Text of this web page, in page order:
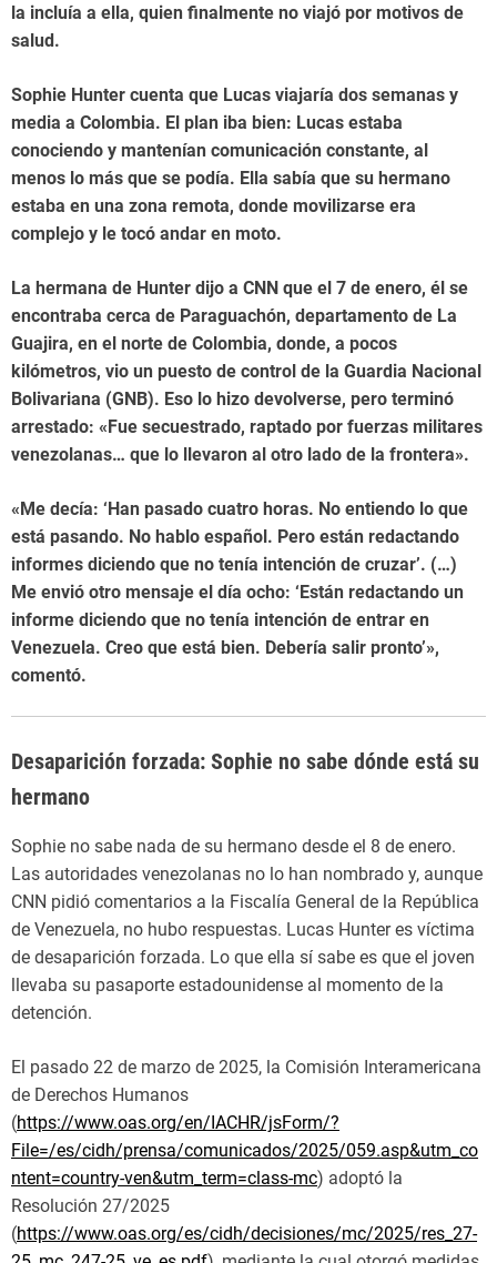
la incluía a ella, quien finalmente no viajó por motivos de
salud.
Sophie Hunter cuenta que Lucas viajaría dos semanas y
media a Colombia. El plan iba bien: Lucas estaba
conociendo y mantenían comunicación constante, al
menos lo más que se podía. Ella sabía que su hermano
estaba en una zona remota, donde movilizarse era
complejo y le tocó andar en moto.
La hermana de Hunter dijo a CNN que el 7 de enero, él se
encontraba cerca de Paraguachón, departamento de La
Guajira, en el norte de Colombia, donde, a pocos
kilómetros, vio un puesto de control de la Guardia Nacional
Bolivariana (GNB). Eso lo hizo devolverse, pero terminó
arrestado: «Fue secuestrado, raptado por fuerzas militares
venezolanas… que lo llevaron al otro lado de la frontera».
«Me decía: ‘Han pasado cuatro horas. No entiendo lo que
está pasando. No hablo español. Pero están redactando
informes diciendo que no tenía intención de cruzar’. (…)
Me envió otro mensaje el día ocho: ‘Están redactando un
informe diciendo que no tenía intención de entrar en
Venezuela. Creo que está bien. Debería salir pronto’»,
comentó.
Desaparición forzada: Sophie no sabe dónde está su
hermano
Sophie no sabe nada de su hermano desde el 8 de enero.
Las autoridades venezolanas no lo han nombrado y, aunque
CNN pidió comentarios a la Fiscalía General de la República
de Venezuela, no hubo respuestas. Lucas Hunter es víctima
de desaparición forzada. Lo que ella sí sabe es que el joven
llevaba su pasaporte estadounidense al momento de la
detención.
El pasado 22 de marzo de 2025, la Comisión Interamericana
de Derechos Humanos
(https://www.oas.org/en/IACHR/jsForm/?
File=/es/cidh/prensa/comunicados/2025/059.asp&utm_co
ntent=country-ven&utm_term=class-mc) adoptó la
Resolución 27/2025
(https://www.oas.org/es/cidh/decisiones/mc/2025/res_27-